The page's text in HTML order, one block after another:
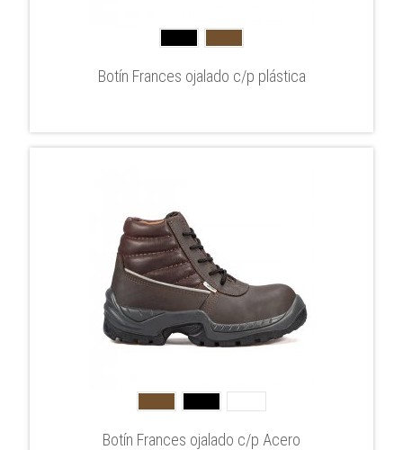
Botín Frances ojalado c/p plástica
Botín Frances ojalado c/p Acero